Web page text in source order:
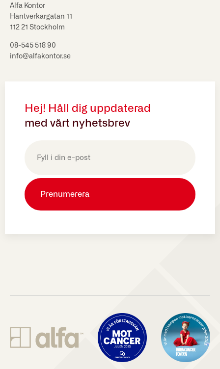
Alfa Kontor
Hantverkargatan 11
112 21 Stockholm
08-545 518 90
info@alfakontor.se
Hej! Håll dig uppdaterad
med vårt nyhetsbrev
(Obligatoriskt)